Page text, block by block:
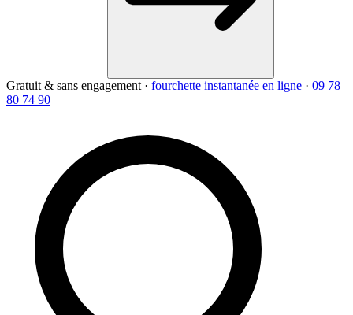
Gratuit & sans engagement · fourchette instantanée en ligne · 09 78
80 74 90